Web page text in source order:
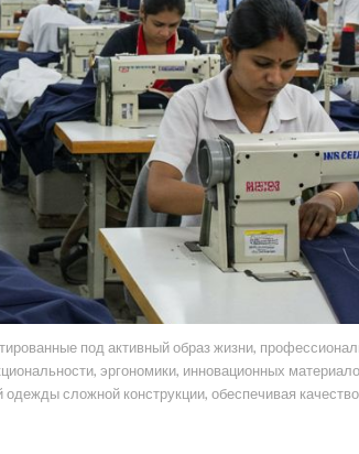
под активный образ жизни,
эргономики, инновационных
сложной конструкции, обеспечивая